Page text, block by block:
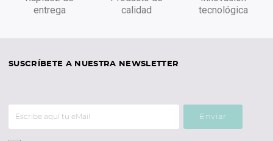
entrega
calidad
tecnológica
SUSCRÍBETE A NUESTRA NEWSLETTER
Enviar